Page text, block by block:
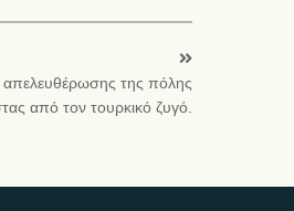
απελευθέρωσης της πόλης
από τον τουρκικό ζυγό.